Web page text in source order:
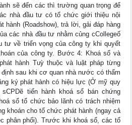
sẽ đến các thì trường quan trọng để
nhà đầu tư có tổ chức giới thiệu nội
hành (Roadshow), trả lời, gải đáp hàng
các nhà đầu tư nhằm củng cCollegeố
tư về triển vọng của công ty khi quyết
của công ty. Bước 4: Khoá sổ và
hành Tuỳ thuộc và luật pháp từng
sau khi cơ quan nhà nước có thẩm
ký phát hành có hiệu lực (Ở mỹ quy
tiến hành khoá sổ bán chứng
sổ tổ chức bảo lãnh có trách nhiệm
khoán cho tổ chức phát hành (ngay cả
phân phối). Trước khi khoá sổ, các tổ